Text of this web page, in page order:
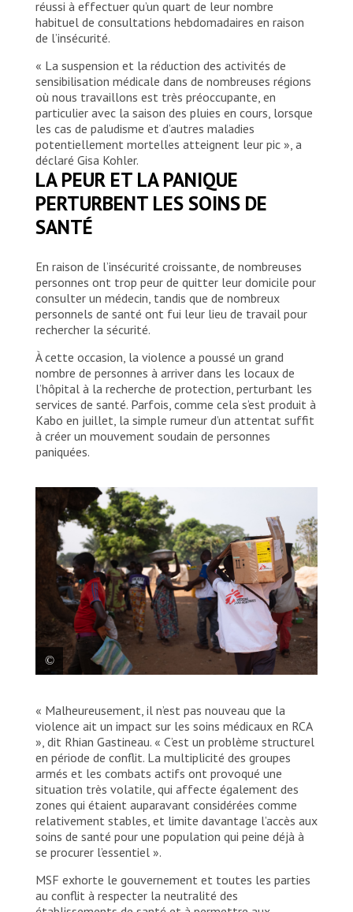
réussi à effectuer qu’un quart de leur nombre
habituel de consultations hebdomadaires en raison
de l’insécurité.
« La suspension et la réduction des activités de
sensibilisation médicale dans de nombreuses régions
où nous travaillons est très préoccupante, en
particulier avec la saison des pluies en cours, lorsque
les cas de paludisme et d’autres maladies
potentiellement mortelles atteignent leur pic », a
déclaré Gisa Kohler.
LA PEUR ET LA PANIQUE
PERTURBENT LES SOINS DE
SANTÉ
En raison de l’insécurité croissante, de nombreuses
personnes ont trop peur de quitter leur domicile pour
consulter un médecin, tandis que de nombreux
personnels de santé ont fui leur lieu de travail pour
rechercher la sécurité.
À cette occasion, la violence a poussé un grand
nombre de personnes à arriver dans les locaux de
l’hôpital à la recherche de protection, perturbant les
services de santé. Parfois, comme cela s’est produit à
Kabo en juillet, la simple rumeur d’un attentat suffit
à créer un mouvement soudain de personnes
paniquées.
Un membre du personnel de MSF
transporte des médicaments et du matériel
de purification de l’eau au centre de santé
de Bondeko à Ndu, dans le nord de la RDC,
où des milliers de personnes de la
République centrafricaine ont trouvé refuge
en raison d’une attaque d’un groupe armé
non étatique contre Bangassou le 3 janvier
2021.
Marco Doneda/MSF
« Malheureusement, il n’est pas nouveau que la
violence ait un impact sur les soins médicaux en RCA
», dit Rhian Gastineau. « C’est un problème structurel
en période de conflit. La multiplicité des groupes
armés et les combats actifs ont provoqué une
situation très volatile, qui affecte également des
zones qui étaient auparavant considérées comme
relativement stables, et limite davantage l’accès aux
soins de santé pour une population qui peine déjà à
se procurer l’essentiel ».
MSF exhorte le gouvernement et toutes les parties
au conflit à respecter la neutralité des